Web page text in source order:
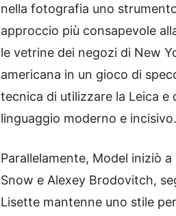
nella fotografia uno
approccio più consapevole
le vetrine dei negozi di New
americana in un gioco di
tecnica di utilizzare la Leica
linguaggio moderno e incisivo.
Parallelamente, Model iniziò
Snow e Alexey Brodovitch,
Lisette mantenne uno stile